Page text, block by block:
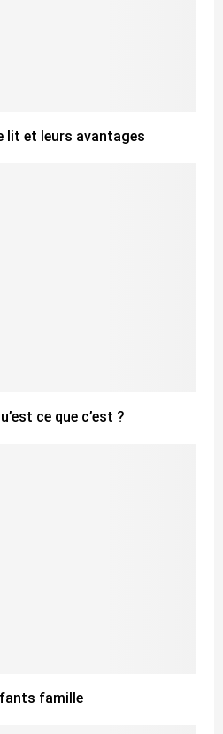
lit et leurs avantages
ce que c’est ?
famille